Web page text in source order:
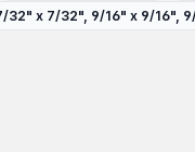
х 7/32", 9/16" х 9/16",